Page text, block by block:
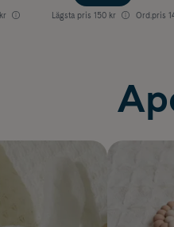
Lägsta pris 150 kr Ord.pris